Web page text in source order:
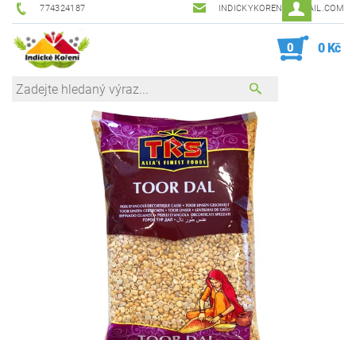
774324187 INDICKYKORENI@GMAIL.COM
0 0 Kč